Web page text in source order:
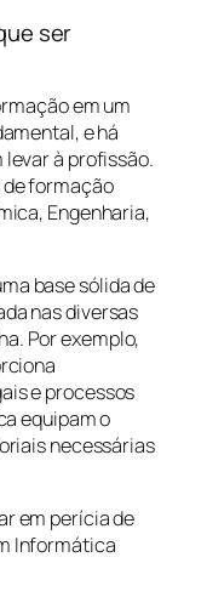
ser
em um
e há
levar à profissão.
formação
Engenharia,
base sólida de
nas diversas
Por exemplo,
e processos
equipam o
necessárias
em perícia de
Informática